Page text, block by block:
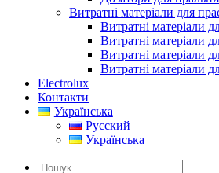
Витратні матеріали для
Витратні матеріали
Витратні матеріали
Витратні матеріали
Витратні матеріали
Electrolux
Контакти
Українська
Русский
Українська